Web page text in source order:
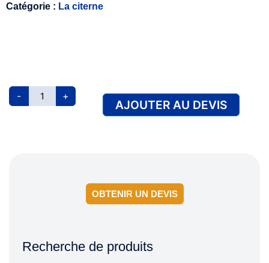
Catégorie : La citerne
- +
AJOUTER AU DEVIS
OBTENIR UN DEVIS
Recherche de produits